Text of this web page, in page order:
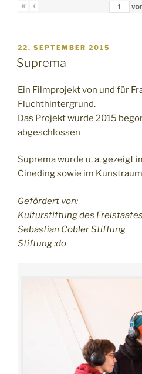
« ‹
VERÖFFENTLICHT
AM
22. SEPTEMBER 2015
Suprema
Ein Filmprojekt von und für
Fluchthintergrund.
Das Projekt wurde 2015
abgeschlossen
Suprema wurde u. a. gezeigt
Cineding sowie im
Gefördert von:
Kulturstiftung des
Sebastian Cobler Stiftung
Stiftung :do